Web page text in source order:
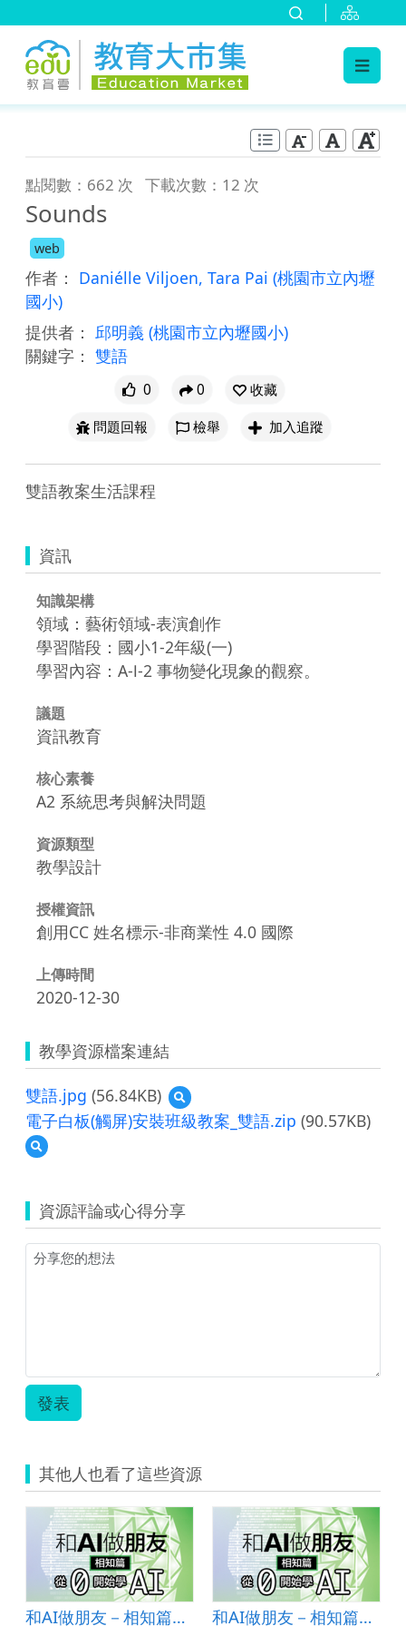
點閱數：662 次 下載次數：12 次
Sounds
web
作者： Daniélle Viljoen, Tara Pai (桃園市立內壢
國小)
提供者： 邱明義 (桃園市立內壢國小)
關鍵字： 雙語
0 0
收藏
問題回報
檢舉 加入追蹤
雙語教案生活課程
資訊
知識架構
領域：藝術領域-表演創作
學習階段：國小1-2年級(一)
學習內容：A-Ⅰ-2 事物變化現象的觀察。
議題
資訊教育
核心素養
A2 系統思考與解決問題
資源類型
教學設計
授權資訊
創用CC 姓名標示-非商業性 4.0 國際
上傳時間
2020-12-30
教學資源檔案連結
雙語.jpg (56.84KB)
預
覽
雙
電子白板(觸屏)安裝班級教案_雙語.zip (90.57KB)
預
覽
白
板
(觸
屏)
_
雙
語.zip
資源評論或心得分享
發表
其他人也看了這些資源
和AI做朋友－相知篇：從0開始學AI (高中教材) 和AI做朋友－相知篇：從0開始學AI (高中教材)